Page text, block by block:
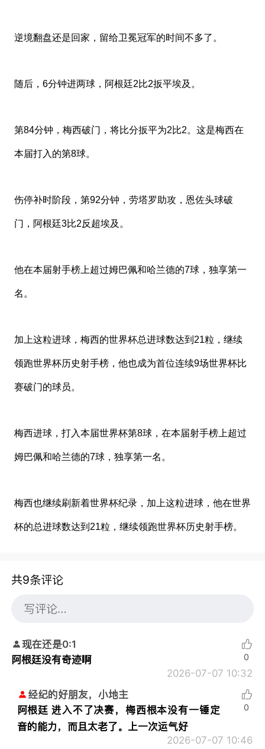
逆境翻盘还是回家，留给卫冕冠军的时间不多了。
随后，6分钟进两球，阿根廷2比2扳平埃及。
第84分钟，梅西破门，将比分扳平为2比2。这是梅西在
本届打入的第8球。
伤停补时阶段，第92分钟，劳塔罗助攻，恩佐头球破
门，阿根廷3比2反超埃及。
他在本届射手榜上超过姆巴佩和哈兰德的7球，独享第一
名。
加上这粒进球，梅西的世界杯总进球数达到21粒，继续
领跑世界杯历史射手榜，他也成为首位连续9场世界杯比
赛破门的球员。
梅西进球，打入本届世界杯第8球，在本届射手榜上超过
姆巴佩和哈兰德的7球，独享第一名。
梅西也继续刷新着世界杯纪录，加上这粒进球，他在世界
杯的总进球数达到21粒，继续领跑世界杯历史射手榜。
共9条评论
现在还是0:1
阿根廷没有奇迹啊
2026-07-07 10:32
0
经纪的好朋友，小地主
阿根廷 进入不了决赛，梅西根本没有一锤定
音的能力，而且太老了。上一次运气好
2026-07-07 10:46
0